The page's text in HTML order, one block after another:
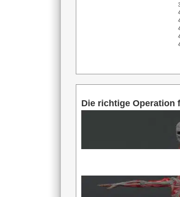
Die richtige Operation